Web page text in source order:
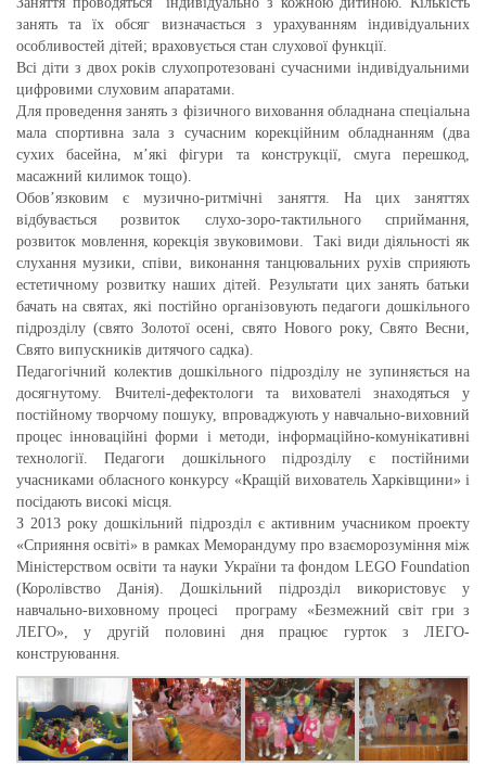
занять та їх обсяг визначається з урахуванням індивідуальних
особливостей дітей; враховується стан слухової функції.
Всі діти з двох років слухопротезовані сучасними індивідуальними
цифровими слуховим апаратами.
Для проведення занять з фізичного виховання обладнана спеціальна
мала спортивна зала з сучасним корекційним обладнанням (два
сухих басейна, м’які фігури та конструкції, смуга перешкод,
масажний килимок тощо).
Обов’язковим є музично-ритмічні заняття. На цих заняттях
відбувається розвиток слухо-зоро-тактильного сприймання,
розвиток мовлення, корекція звуковимови. Такі види діяльності як
слухання музики, співи, виконання танцювальних рухів сприяють
естетичному розвитку наших дітей. Результати цих занять батьки
бачать на святах, які постійно організовують педагоги дошкільного
підрозділу (свято Золотої осені, свято Нового року, Свято Весни,
Свято випускників дитячого садка).
Педагогічний колектив дошкільного підрозділу не зупиняється на
досягнутому. Вчителі-дефектологи та вихователі знаходяться у
постійному творчому пошуку, впроваджують у навчально-виховний
процес інноваційні форми і методи, інформаційно-комунікативні
технології. Педагоги дошкільного підрозділу є постійними
учасниками обласного конкурсу «Кращій вихователь Харківщини» і
посідають високі місця.
З 2013 року дошкільний підрозділ є активним учасником проекту
«Сприяння освіті» в рамках Меморандуму про взаєморозуміння між
Міністерством освіти та науки України та фондом LEGO Foundation
(Королівство Данія). Дошкільний підрозділ використовує у
навчально-виховному процесі програму «Безмежний світ гри з
ЛЕГО», у другій половині дня працює гурток з ЛЕГО-
конструювання.